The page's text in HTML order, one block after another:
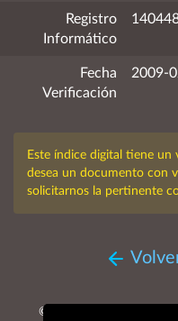
Registro
Informático
Fecha
Verificación
2009-
Este índice digital tiene
desea un documento con
solicitarnos la pertinente
© MMXXVI. Obispado